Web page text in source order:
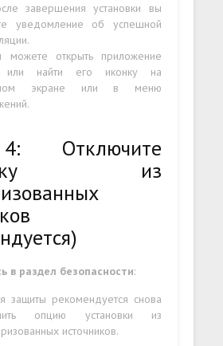
завершения установки вы
уведомление об успешной
можете открыть приложение
или найти его иконку на
экране или в меню
Отключите
из
в раздел безопасности:
защиты рекомендуется снова
опцию установки из
источников.